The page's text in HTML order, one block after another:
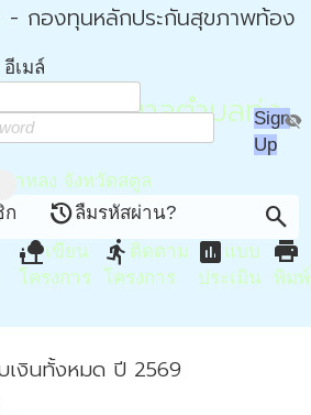
กองทุนหลักประกันสุขภาพท้อง
เมล์
visibility_off
ก restoreลืมรหัสผ่าน?
Sign
Up
บล เทศบาลตำบลทุ่ง
าหลง จังหวัดสตูล
search
nature_peopleเขียน
โครงการ
directions_run ติดตาม
โครงการ
assessment แบบ
ประเมิน
print
พิมพ์
บเงินทั้งหมด ปี 2569